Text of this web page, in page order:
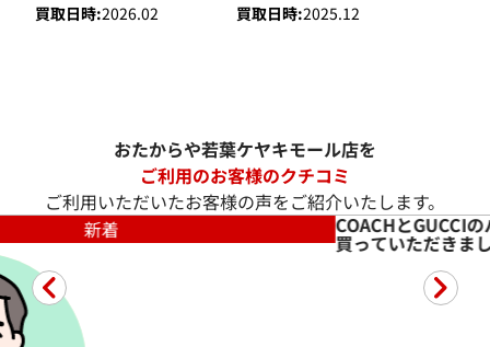
買取日時:2026.02 買取日時:2025.12
おたからや若葉ケヤキモール店を
ご利用のお客様のクチコミ
ご利用いただいたお客様の声をご紹介いたします。
新着
COACHとGUCCI
買っていただきま